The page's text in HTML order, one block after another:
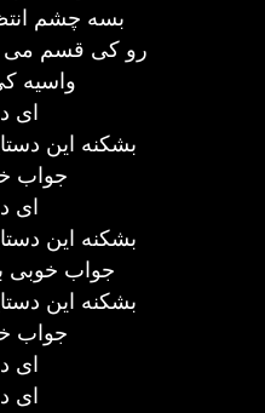
بسه چشم
رو کی قسم می
واسیه
ای
بشکنه این
جواب
ای
بشکنه این
جواب خوبی
بشکنه این
جواب
ای
ای